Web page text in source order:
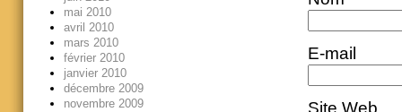
E-mail
Site Web
mai 2010
avril 2010
mars 2010
février 2010
janvier 2010
décembre 2009
novembre 2009